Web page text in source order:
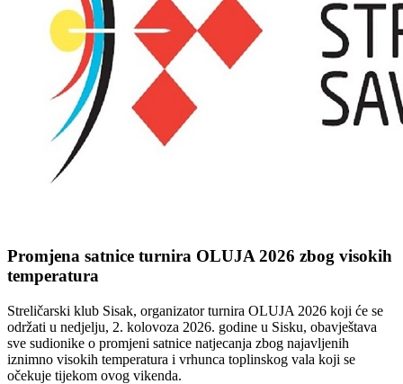
Promjena satnice turnira OLUJA 2026 zbog visokih
temperatura
Streličarski klub Sisak, organizator turnira OLUJA 2026 koji će se
održati u nedjelju, 2. kolovoza 2026. godine u Sisku, obavještava
sve sudionike o promjeni satnice natjecanja zbog najavljenih
iznimno visokih temperatura i vrhunca toplinskog vala koji se
očekuje tijekom ovog vikenda.